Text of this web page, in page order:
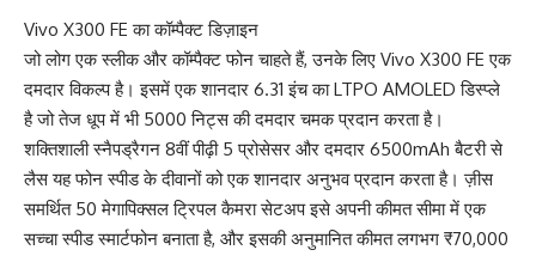
Vivo X300 FE का कॉम्पैक्ट डिज़ाइन
जो लोग एक स्लीक और कॉम्पैक्ट फोन चाहते हैं, उनके लिए Vivo X300 FE एक
दमदार विकल्प है। इसमें एक शानदार 6.31 इंच का LTPO AMOLED डिस्प्ले
है जो तेज धूप में भी 5000 निट्स की दमदार चमक प्रदान करता है।
शक्तिशाली स्नैपड्रैगन 8वीं पीढ़ी 5 प्रोसेसर और दमदार 6500mAh बैटरी से
लैस यह फोन स्पीड के दीवानों को एक शानदार अनुभव प्रदान करता है। ज़ीस
समर्थित 50 मेगापिक्सल ट्रिपल कैमरा सेटअप इसे अपनी कीमत सीमा में एक
सच्चा स्पीड स्मार्टफोन बनाता है, और इसकी अनुमानित कीमत लगभग ₹70,000